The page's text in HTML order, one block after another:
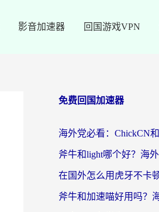
影音加速器 回国游戏VPN
免费回国加速器